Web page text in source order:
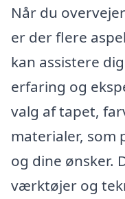
Når du
er der flere
kan assistere
erfaring og
valg af tapet,
materialer, som
og dine ønsker.
værktøjer og